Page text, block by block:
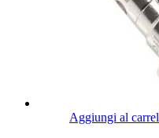
Aggiungi al